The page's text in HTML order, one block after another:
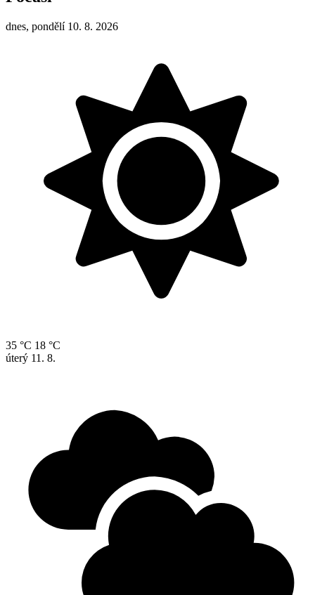
dnes, pondělí 10. 8. 2026
35 °C 18 °C
úterý 11. 8.